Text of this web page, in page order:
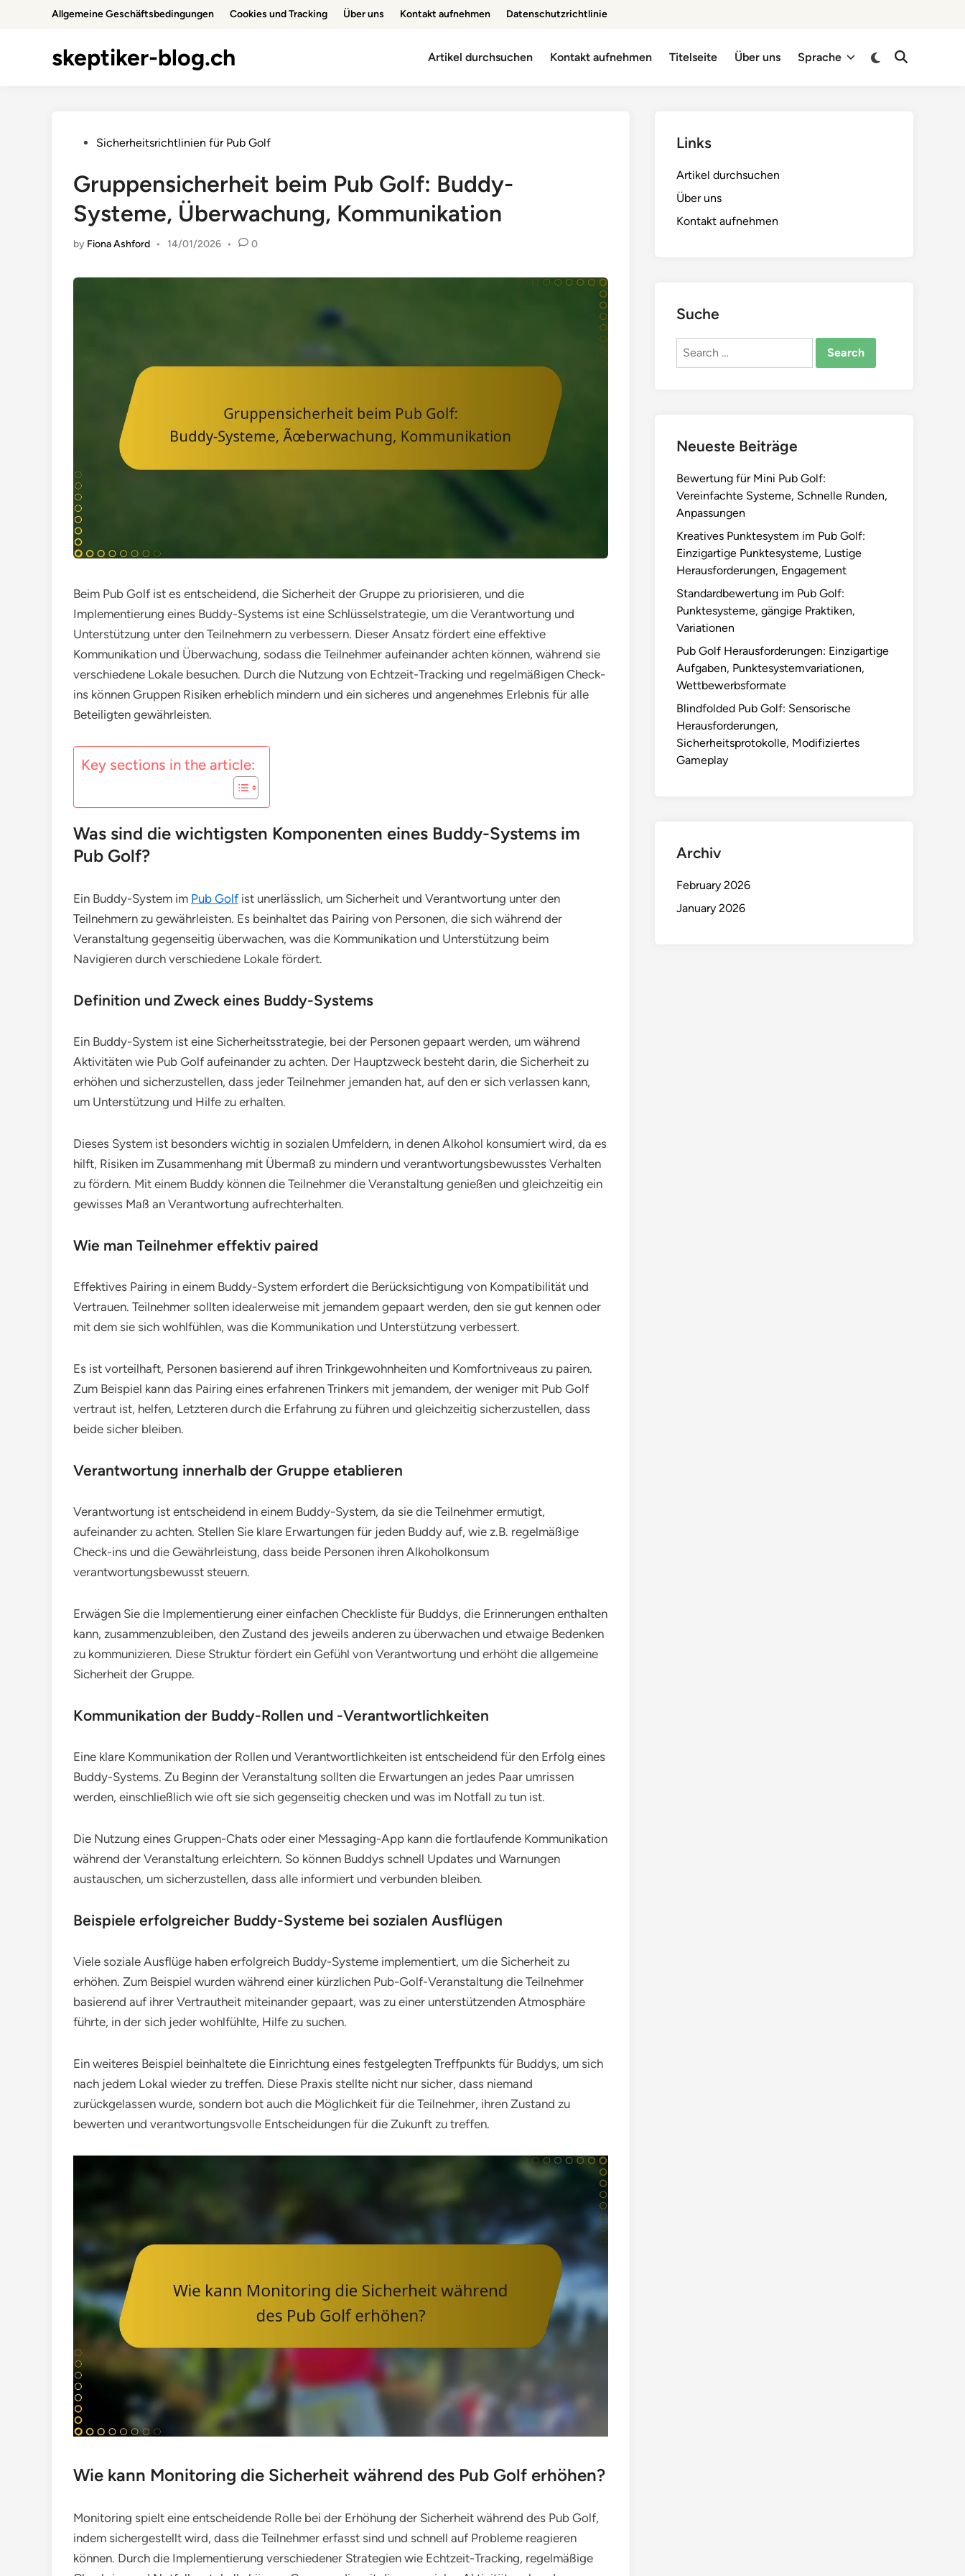
Allgemeine Geschäftsbedingungen Cookies und Tracking Über uns Kontakt aufnehmen Datenschutzrichtlinie
skeptiker-blog.ch Artikel durchsuchen Kontakt aufnehmen Titelseite Über uns Sprache
Switch
Open
PostedSicherheitsrichtlinien für Pub Golf
Gruppensicherheit beim Pub Golf: Buddy-
Systeme, Überwachung, Kommunikation
by Fiona Ashford • 14/01/2026 • 0
Beim Pub Golf ist es entscheidend, die Sicherheit der Gruppe zu priorisieren, und die
Implementierung eines Buddy-Systems ist eine Schlüsselstrategie, um die Verantwortung und
Unterstützung unter den Teilnehmern zu verbessern. Dieser Ansatz fördert eine effektive
Kommunikation und Überwachung, sodass die Teilnehmer aufeinander achten können, während sie
verschiedene Lokale besuchen. Durch die Nutzung von Echtzeit-Tracking und regelmäßigen Check-
ins können Gruppen Risiken erheblich mindern und ein sicheres und angenehmes Erlebnis für alle
Beteiligten gewährleisten.
Key sections in the article:
Was sind die wichtigsten Komponenten eines Buddy-Systems im
Pub Golf?
Ein Buddy-System im Pub Golf ist unerlässlich, um Sicherheit und Verantwortung unter den
Teilnehmern zu gewährleisten. Es beinhaltet das Pairing von Personen, die sich während der
Veranstaltung gegenseitig überwachen, was die Kommunikation und Unterstützung beim
Navigieren durch verschiedene Lokale fördert.
Definition und Zweck eines Buddy-Systems
Ein Buddy-System ist eine Sicherheitsstrategie, bei der Personen gepaart werden, um während
Aktivitäten wie Pub Golf aufeinander zu achten. Der Hauptzweck besteht darin, die Sicherheit zu
erhöhen und sicherzustellen, dass jeder Teilnehmer jemanden hat, auf den er sich verlassen kann,
um Unterstützung und Hilfe zu erhalten.
Dieses System ist besonders wichtig in sozialen Umfeldern, in denen Alkohol konsumiert wird, da es
hilft, Risiken im Zusammenhang mit Übermaß zu mindern und verantwortungsbewusstes Verhalten
zu fördern. Mit einem Buddy können die Teilnehmer die Veranstaltung genießen und gleichzeitig ein
gewisses Maß an Verantwortung aufrechterhalten.
Wie man Teilnehmer effektiv paired
Effektives Pairing in einem Buddy-System erfordert die Berücksichtigung von Kompatibilität und
Vertrauen. Teilnehmer sollten idealerweise mit jemandem gepaart werden, den sie gut kennen oder
mit dem sie sich wohlfühlen, was die Kommunikation und Unterstützung verbessert.
Es ist vorteilhaft, Personen basierend auf ihren Trinkgewohnheiten und Komfortniveaus zu pairen.
Zum Beispiel kann das Pairing eines erfahrenen Trinkers mit jemandem, der weniger mit Pub Golf
vertraut ist, helfen, Letzteren durch die Erfahrung zu führen und gleichzeitig sicherzustellen, dass
beide sicher bleiben.
Verantwortung innerhalb der Gruppe etablieren
Verantwortung ist entscheidend in einem Buddy-System, da sie die Teilnehmer ermutigt,
aufeinander zu achten. Stellen Sie klare Erwartungen für jeden Buddy auf, wie z.B. regelmäßige
Check-ins und die Gewährleistung, dass beide Personen ihren Alkoholkonsum
verantwortungsbewusst steuern.
Erwägen Sie die Implementierung einer einfachen Checkliste für Buddys, die Erinnerungen enthalten
kann, zusammenzubleiben, den Zustand des jeweils anderen zu überwachen und etwaige Bedenken
zu kommunizieren. Diese Struktur fördert ein Gefühl von Verantwortung und erhöht die allgemeine
Sicherheit der Gruppe.
Kommunikation der Buddy-Rollen und -Verantwortlichkeiten
Eine klare Kommunikation der Rollen und Verantwortlichkeiten ist entscheidend für den Erfolg eines
Buddy-Systems. Zu Beginn der Veranstaltung sollten die Erwartungen an jedes Paar umrissen
werden, einschließlich wie oft sie sich gegenseitig checken und was im Notfall zu tun ist.
Die Nutzung eines Gruppen-Chats oder einer Messaging-App kann die fortlaufende Kommunikation
während der Veranstaltung erleichtern. So können Buddys schnell Updates und Warnungen
austauschen, um sicherzustellen, dass alle informiert und verbunden bleiben.
Beispiele erfolgreicher Buddy-Systeme bei sozialen Ausflügen
Viele soziale Ausflüge haben erfolgreich Buddy-Systeme implementiert, um die Sicherheit zu
erhöhen. Zum Beispiel wurden während einer kürzlichen Pub-Golf-Veranstaltung die Teilnehmer
basierend auf ihrer Vertrautheit miteinander gepaart, was zu einer unterstützenden Atmosphäre
führte, in der sich jeder wohlfühlte, Hilfe zu suchen.
Ein weiteres Beispiel beinhaltete die Einrichtung eines festgelegten Treffpunkts für Buddys, um sich
nach jedem Lokal wieder zu treffen. Diese Praxis stellte nicht nur sicher, dass niemand
zurückgelassen wurde, sondern bot auch die Möglichkeit für die Teilnehmer, ihren Zustand zu
bewerten und verantwortungsvolle Entscheidungen für die Zukunft zu treffen.
Wie kann Monitoring die Sicherheit während des Pub Golf erhöhen?
Monitoring spielt eine entscheidende Rolle bei der Erhöhung der Sicherheit während des Pub Golf,
indem sichergestellt wird, dass die Teilnehmer erfasst sind und schnell auf Probleme reagieren
können. Durch die Implementierung verschiedener Strategien wie Echtzeit-Tracking, regelmäßige
Links
Artikel durchsuchen
Über uns
Kontakt aufnehmen
Suche
Search
Neueste Beiträge
Bewertung für Mini Pub Golf:
Vereinfachte Systeme, Schnelle Runden,
Anpassungen
Kreatives Punktesystem im Pub Golf:
Einzigartige Punktesysteme, Lustige
Herausforderungen, Engagement
Standardbewertung im Pub Golf:
Punktesysteme, gängige Praktiken,
Variationen
Pub Golf Herausforderungen: Einzigartige
Aufgaben, Punktesystemvariationen,
Wettbewerbsformate
Blindfolded Pub Golf: Sensorische
Herausforderungen,
Sicherheitsprotokolle, Modifiziertes
Gameplay
Archiv
February 2026
January 2026